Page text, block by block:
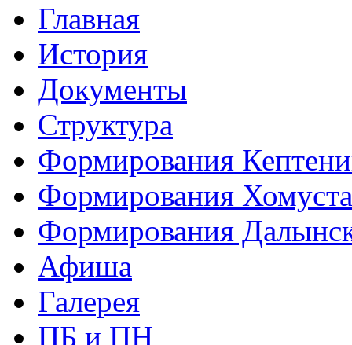
Главная
История
Документы
Структура
Формирования
Формирования
Формирования
Афиша
Галерея
ПБ и ПН